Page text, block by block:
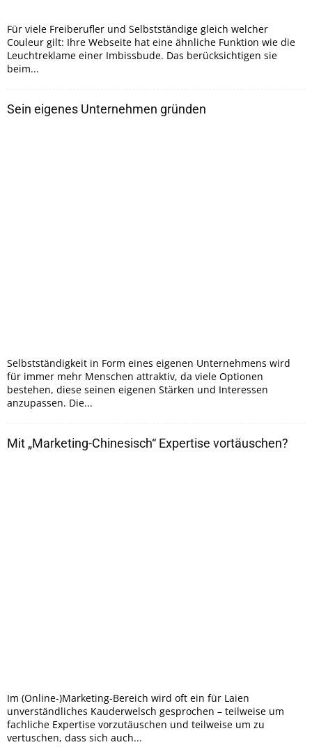
Für viele Freiberufler und Selbstständige gleich welcher
Couleur gilt: Ihre Webseite hat eine ähnliche Funktion wie die
Leuchtreklame einer Imbissbude. Das berücksichtigen sie
beim...
Sein eigenes Unternehmen gründen
Selbstständigkeit in Form eines eigenen Unternehmens wird
für immer mehr Menschen attraktiv, da viele Optionen
bestehen, diese seinen eigenen Stärken und Interessen
anzupassen. Die...
Mit „Marketing-Chinesisch“ Expertise vortäuschen?
Im (Online-)Marketing-Bereich wird oft ein für Laien
unverständliches Kauderwelsch gesprochen – teilweise um
fachliche Expertise vorzutäuschen und teilweise um zu
vertuschen, dass sich auch...